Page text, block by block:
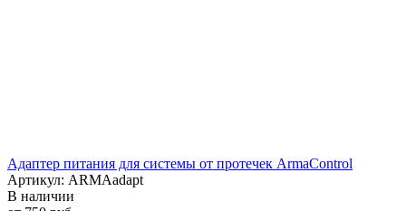
Адаптер питания для системы от протечек ArmaControl
Артикул: ARMAadapt
В наличии